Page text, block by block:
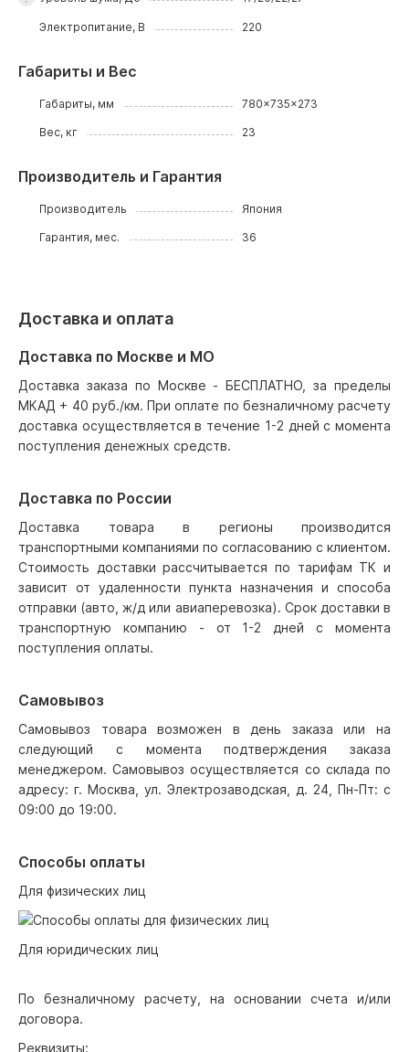
Электропитание, В 220
Габариты и Вес
Габариты, мм 780x735x273
Вес, кг 23
Производитель и Гарантия
Производитель Япония
Гарантия, мес. 36
Доставка и оплата
Доставка по Москве и МО
Доставка заказа по Москве - БЕСПЛАТНО, за пределы
МКАД + 40 руб./км. При оплате по безналичному расчету
доставка осуществляется в течение 1-2 дней с момента
поступления денежных средств.
Доставка по России
Доставка товара в регионы производится
транспортными компаниями по согласованию с клиентом.
Стоимость доставки рассчитывается по тарифам ТК и
зависит от удаленности пункта назначения и способа
отправки (авто, ж/д или авиаперевозка). Срок доставки в
транспортную компанию - от 1-2 дней с момента
поступления оплаты.
Самовывоз
Самовывоз товара возможен в день заказа или на
следующий с момента подтверждения заказа
менеджером. Самовывоз осуществляется со склада по
адресу: г. Москва, ул. Электрозаводская, д. 24, Пн-Пт: с
09:00 до 19:00.
Способы оплаты
Для физических лиц
Для юридических лиц
По безналичному расчету, на основании счета и/или
договора.
Реквизиты: